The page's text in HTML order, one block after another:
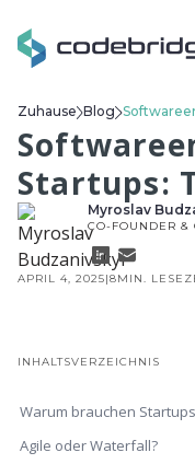
Zuhause Blog
Startups:
Myroslav
CO-FOUNDER &
APRIL 4, 2025|8MIN.
INHALTSVERZEICHNIS
Warum brauchen
Agile oder Waterfall?